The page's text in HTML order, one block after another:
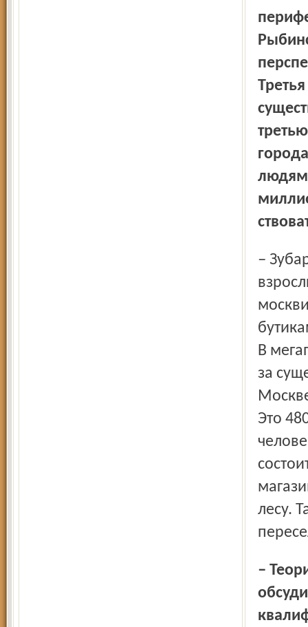
людям,
– Зубаревич имеет право на любое заключение. Но я
В
за
Это
лесу.
– Теорию Зубаревич о перспективах развития России мы